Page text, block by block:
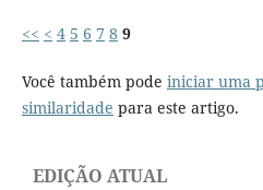
<< < 4 5 6 7 8 9
Você também pode iniciar uma
similaridade para este artigo.
EDIÇÃO ATUAL